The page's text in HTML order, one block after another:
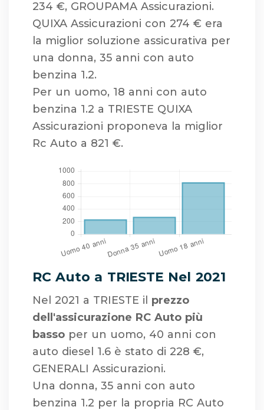
234 €, GROUPAMA Assicurazioni.
QUIXA Assicurazioni con 274 € era
la miglior soluzione assicurativa per
una donna, 35 anni con auto
benzina 1.2.
Per un uomo, 18 anni con auto
benzina 1.2 a TRIESTE QUIXA
Assicurazioni proponeva la miglior
Rc Auto a 821 €.
RC Auto a TRIESTE Nel 2021
Nel 2021 a TRIESTE il prezzo
dell'assicurazione RC Auto più
basso per un uomo, 40 anni con
auto diesel 1.6 è stato di 228 €,
GENERALI Assicurazioni.
Una donna, 35 anni con auto
benzina 1.2 per la propria RC Auto